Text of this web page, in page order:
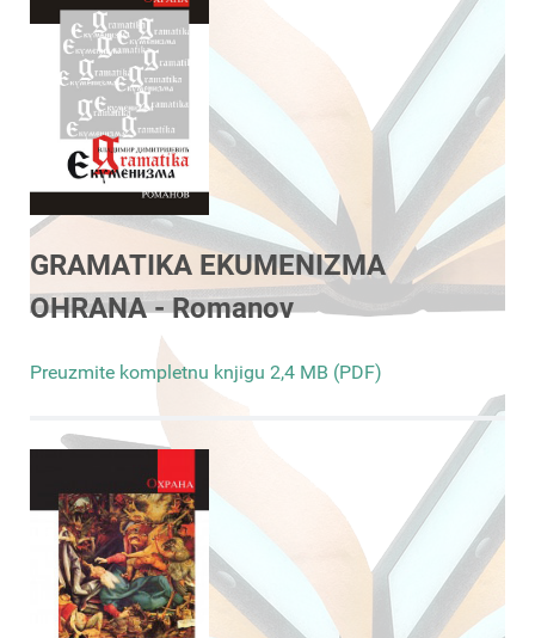
GRAMATIKA EKUMENIZMA
OHRANA - Romanov
Preuzmite kompletnu knjigu 2,4 MB (PDF)